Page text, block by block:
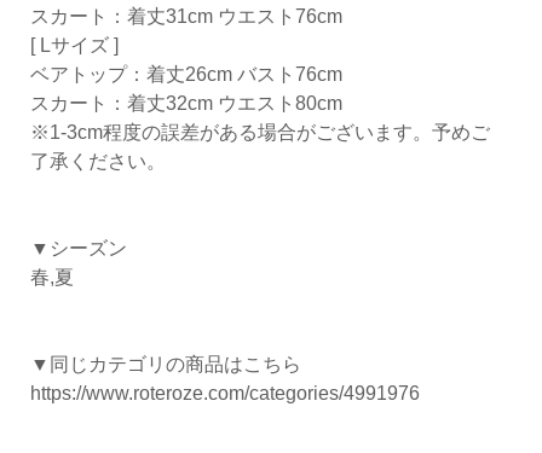
スカート：着丈31cm ウエスト76cm
[ Lサイズ ]
ベアトップ：着丈26cm バスト76cm
スカート：着丈32cm ウエスト80cm
※1-3cm程度の誤差がある場合がございます。予めご
了承ください。
▼シーズン
春,夏
▼同じカテゴリの商品はこちら
https://www.roteroze.com/categories/4991976